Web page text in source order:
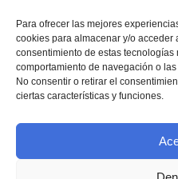
Para ofrecer las mejores
cookies para almacenar y/o acceder
consentimiento de estas tecnologías
comportamiento de navegación o
No consentir o retirar el
ciertas características y funciones.
08860 Castelldefels
Tel.:+34 93 280 2088
Fax:+34 93 280 6395
E-mail:ieec@ieec.cat